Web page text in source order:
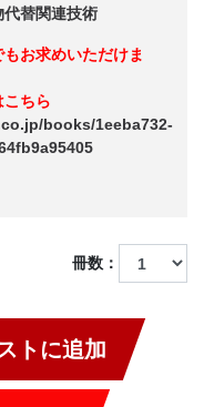
替関連技術
お求めいただけま
ちら
books/1eeba732-
冊数：
トに追加